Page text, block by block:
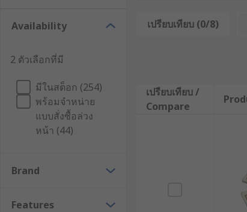
What are LED circular arrays used for?
They are used for general lighting,
commercial and domestic settings.
Types of LED circular arrays
LED circular arrays are available in many
They can be configured using a variety of
Availability
2 ตัวเลือกที่มี
มีในสต็อก (254)
พร้อมจำหน่าย
แบบสั่งซื้อล่วง
หน้า (44)
Brand
Features
เปรียบเทียบ (0/8)
เปรียบเทียบ /
Compare